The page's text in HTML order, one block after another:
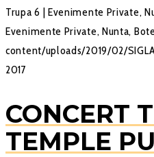
Trupa 6 | Evenimente Private,
Evenimente Private, Nunta,
content/uploads/2019/02/
2017
CONCERT
TEMPLE